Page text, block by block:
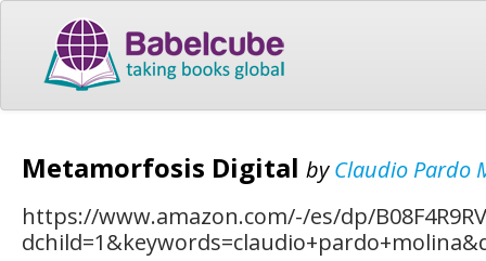
Metamorfosis Digital byClaudio Pardo
https://www.amazon.com/-/es/dp/